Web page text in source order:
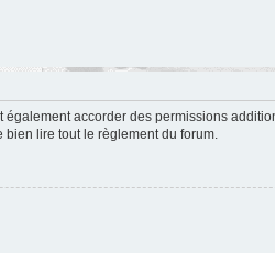
également accorder des permissions
lire tout le règlement du forum.